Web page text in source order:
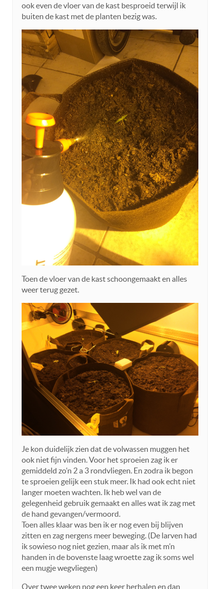
ook even de vloer van de kast besproeid terwijl ik
buiten de kast met de planten bezig was.
Toen de vloer van de kast schoongemaakt en alles
weer terug gezet.
Je kon duidelijk zien dat de volwassen muggen het
ook niet fijn vinden. Voor het sproeien zag ik er
gemiddeld zo’n 2 a 3 rondvliegen. En zodra ik begon
te sproeien gelijk een stuk meer. Ik had ook echt niet
langer moeten wachten. Ik heb wel van de
gelegenheid gebruik gemaakt en alles wat ik zag met
de hand gevangen/vermoord.
Toen alles klaar was ben ik er nog even bij blijven
zitten en zag nergens meer beweging. (De larven had
ik sowieso nog niet gezien, maar als ik met m’n
handen in de bovenste laag wroette zag ik soms wel
een mugje wegvliegen)
Over twee weken nog een keer herhalen en dan